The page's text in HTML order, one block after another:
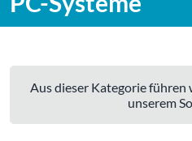
Aus dieser Kategorie
unserem